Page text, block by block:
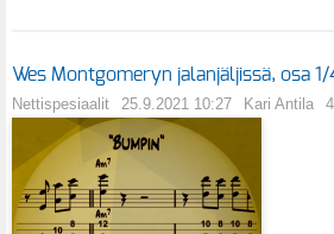
Wes Montgomeryn jalanjäljissä, osa 1/
Nettispesiaalit 25.9.2021 10:27 Kari Antila